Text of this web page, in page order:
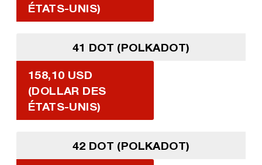
ÉTATS-UNIS)
41 DOT (POLKADOT)
158,10 USD
(DOLLAR DES
ÉTATS-UNIS)
42 DOT (POLKADOT)